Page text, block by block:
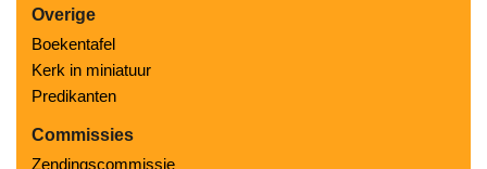
Overige
Boekentafel
Kerk in miniatuur
Predikanten
Commissies
Zendingscommissie